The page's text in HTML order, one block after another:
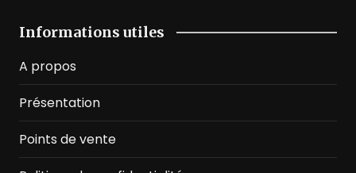
Informations utiles
A propos
Présentation
Points de vente